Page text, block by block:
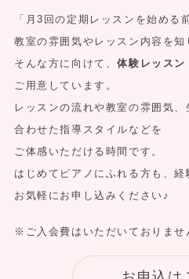
「月3回の定期レッスンを始める
教室の雰囲気やレッスン内容を知
そんな方に向けて、体験レッスン
ご用意しています。
レッスンの流れや教室の雰囲気、
合わせた指導スタイルなどを
ご体感いただける時間です。
はじめてピアノにふれる方も、経
お気軽にお申し込みください♪
※ご入会費はいただいておりませ